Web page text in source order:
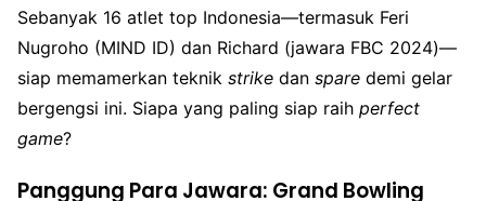
Sebanyak 16 atlet top Indonesia—termasuk Feri
Nugroho (MIND ID) dan Richard (jawara FBC 2024)—
siap memamerkan teknik strike dan spare demi gelar
bergengsi ini. Siapa yang paling siap raih perfect
game?
Panggung Para Jawara: Grand Bowling